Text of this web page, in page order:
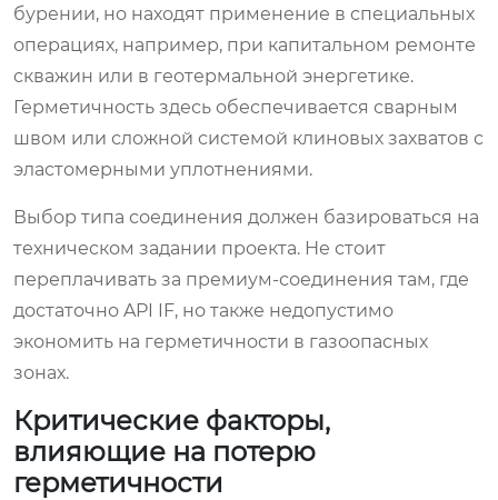
бурении, но находят применение в специальных
операциях, например, при капитальном ремонте
скважин или в геотермальной энергетике.
Герметичность здесь обеспечивается сварным
швом или сложной системой клиновых захватов с
эластомерными уплотнениями.
Выбор типа соединения должен базироваться на
техническом задании проекта. Не стоит
переплачивать за премиум-соединения там, где
достаточно API IF, но также недопустимо
экономить на герметичности в газоопасных
зонах.
Критические факторы,
влияющие на потерю
герметичности